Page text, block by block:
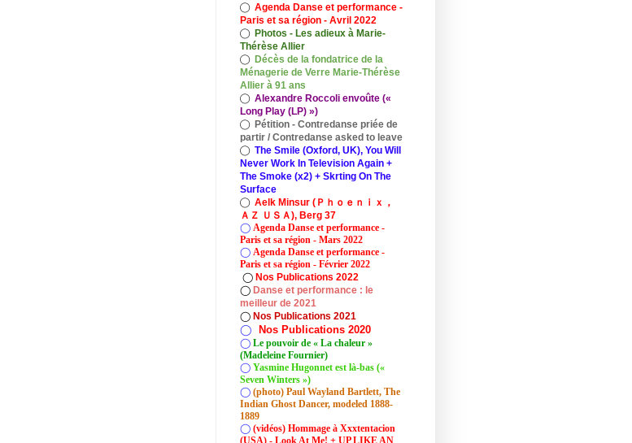
◯ Agenda Danse et performance -
Paris et sa région - Avril 2022
◯ Photos - Les adieux à Marie-
Thérèse Allier
◯ Décès de la fondatrice de la
Ménagerie de Verre Marie-Thérèse
Allier à 91 ans
◯ Alexandre Roccoli envoûte («
Long Play (LP) »)
◯ Pétition - Contredanse priée de
partir / Contredanse asked to leave
◯ The Smile (Oxford, UK), You Will
Never Work In Television Again +
The Smoke (x2) + Skrting On The
Surface
◯ Aelk Minsur (Ｐｈｏｅｎｉｘ，
ＡＺ ＵＳＡ), Berg 37
◯ Agenda Danse et performance -
Paris et sa région - Mars 2022
◯ Agenda Danse et performance -
Paris et sa région - Février 2022
◯ Nos Publications 2022
◯ Danse et performance : le
meilleur de 2021
◯ Nos Publications 2021
◯ Nos Publications 2020
◯ Le pouvoir de « La chaleur »
(Madeleine Fournier)
◯ Yasmine Hugonnet est là-bas («
Seven Winters »)
◯ (photo) Paul Wayland Bartlett, The
Indian Ghost Dancer, modeled 1888-
1889
◯ (vidéos) Hommage à Xxxtentacion
(USA) - Look At Me! + UP LIKE AN